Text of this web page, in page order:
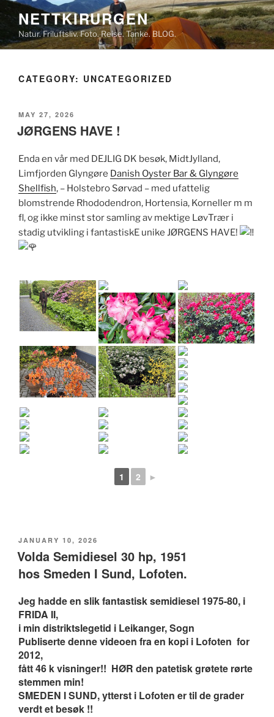
Skip
content
NETTKIRURGEN
Natur. Friluftsliv. Foto. Reise. Tanke. BLOG.
CATEGORY: UNCATEGORIZED
POSTED
ON
MAY 27, 2026
JØRGENS HAVE !
Enda en vår med DEJLIG DK besøk, MidtJylland,
Limfjorden Glyngøre Danish Oyster Bar & Glyngøre
Shellfish, – Holstebro Sørvad – med ufattelig
blomstrende Rhododendron, Hortensia, Korneller m m
fl, og ikke minst stor samling av mektige LøvTrær i
stadig utvikling i fantastiskE unike JØRGENS HAVE!
1 2 ►
POSTED
ON
JANUARY 10, 2026
Volda Semidiesel 30 hp, 1951
hos Smeden I Sund, Lofoten.
Jeg hadde en slik fantastisk semidiesel 1975-80, i
FRIDA II,
i min distriktslegetid i Leikanger, Sogn
Publiserte denne videoen fra en kopi i Lofoten for
2012,
fått 46 k visninger!! HØR den patetisk grøtete rørte
stemmen min!
SMEDEN I SUND, ytterst i Lofoten er til de grader
verdt et besøk !!